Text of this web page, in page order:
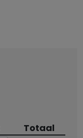
Totaal